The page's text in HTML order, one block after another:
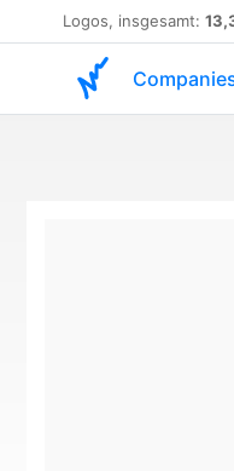
Logos, insgesamt: